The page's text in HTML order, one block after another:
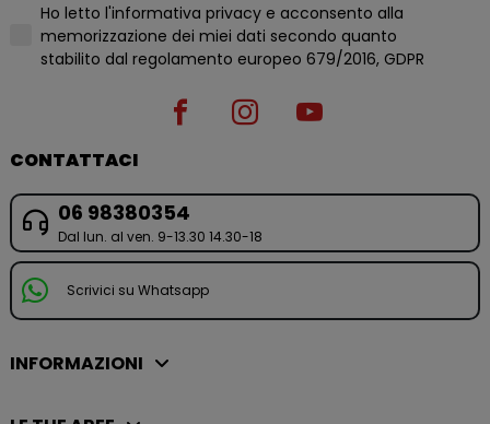
Ho letto l'informativa privacy e acconsento alla
memorizzazione dei miei dati secondo quanto
stabilito dal regolamento europeo 679/2016, GDPR
CONTATTACI
06 98380354
Dal lun. al ven. 9-13.30 14.30-18
Scrivici su Whatsapp
INFORMAZIONI